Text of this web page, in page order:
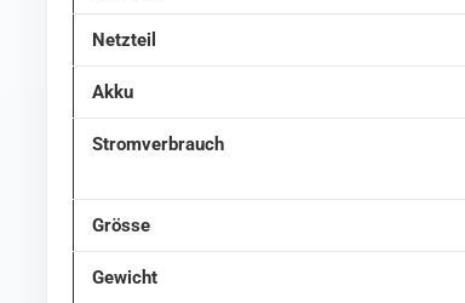
Netzteil
Akku
Stromverbrauch
Grösse
Gewicht